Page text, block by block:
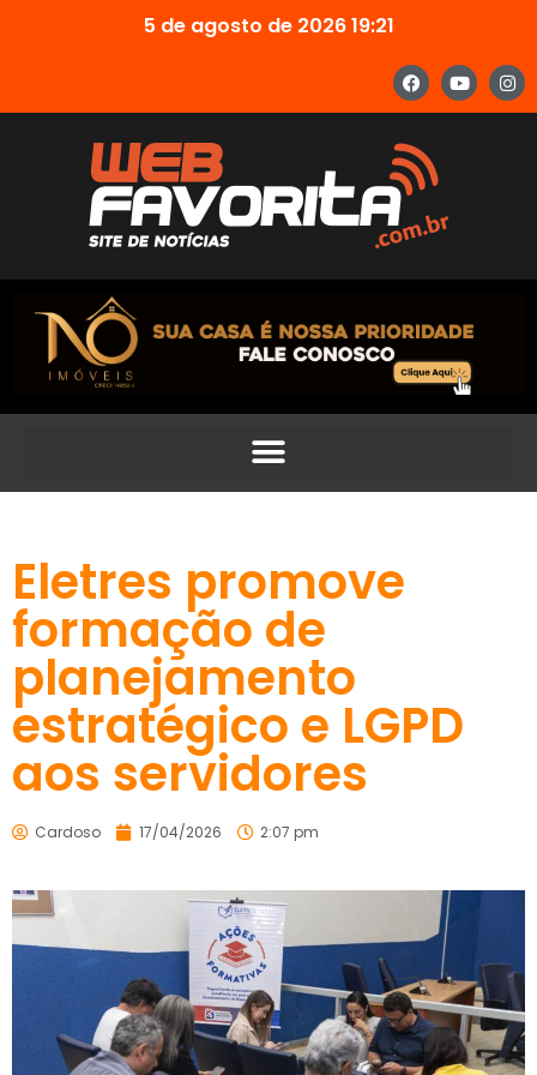
5 de agosto de 2026 19:21
Eletres promove
formação de
planejamento
estratégico e LGPD
aos servidores
Cardoso 17/04/2026 2:07 pm